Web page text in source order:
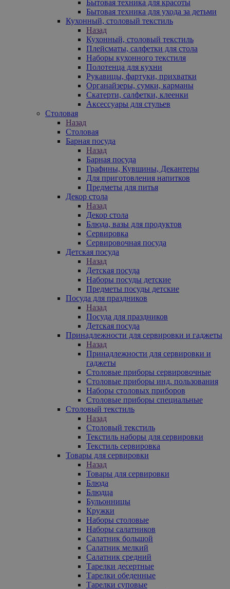
Бытовая техника для красоты
Бытовая техника для ухода за детьми
Кухонный, столовый текстиль
Назад
Кухонный, столовый текстиль
Плейсматы, салфетки для стола
Наборы кухонного текстиля
Полотенца для кухни
Рукавицы, фартуки, прихватки
Органайзеры, сумки, карманы
Скатерти, салфетки, клеенки
Аксессуары для стульев
Столовая
Назад
Столовая
Барная посуда
Назад
Барная посуда
Графины, Кувшины, Декантеры
Для приготовления напитков
Предметы для питья
Декор стола
Назад
Декор стола
Блюда, вазы для продуктов
Сервировка
Сервировочная посуда
Детская посуда
Назад
Детская посуда
Наборы посуды детские
Предметы посуды детские
Посуда для праздников
Назад
Посуда для праздников
Детская посуда
Принадлежности для сервировки и гаджеты
Назад
Принадлежности для сервировки и
гаджеты
Столовые приборы сервировочные
Столовые приборы инд. пользования
Наборы столовых приборов
Столовые приборы специальные
Столовый текстиль
Назад
Столовый текстиль
Текстиль наборы для сервировки
Текстиль сервировка
Товары для сервировки
Назад
Товары для сервировки
Блюда
Блюдца
Бульонницы
Кружки
Наборы столовые
Наборы салатников
Салатник большой
Салатник мелкий
Салатник средний
Тарелки десертные
Тарелки обеденные
Тарелки суповые